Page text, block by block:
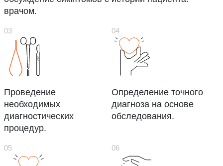
врачом.
Проведение
необходимых
диагностических
процедур.
Определение точного
диагноза на основе
обследования.